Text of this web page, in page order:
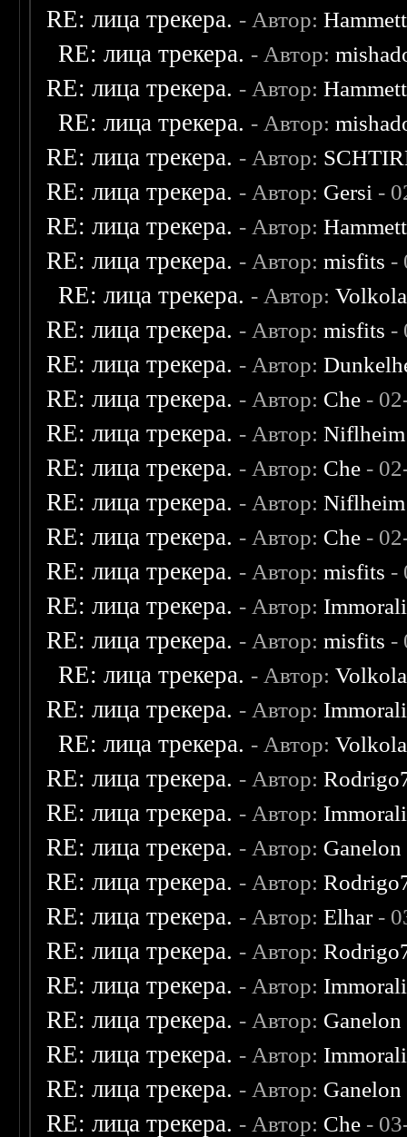
RE: лица трекера. - Автор:Hammett
RE: лица трекера. - Автор:
RE: лица трекера. - Автор:Hammett
RE: лица трекера. - Автор:
RE: лица трекера. - Автор:
RE: лица трекера. - Автор: Gersi -
RE: лица трекера. - Автор:Hammett
RE: лица трекера. - Автор:misfits -
RE: лица трекера. - Автор:
RE: лица трекера. - Автор:misfits -
RE: лица трекера. - Автор:
RE: лица трекера. - Автор: Che -
RE: лица трекера. - Автор:Niflheim
RE: лица трекера. - Автор: Che -
RE: лица трекера. - Автор:Niflheim
RE: лица трекера. - Автор: Che -
RE: лица трекера. - Автор:misfits -
RE: лица трекера. - Автор:
RE: лица трекера. - Автор:misfits -
RE: лица трекера. - Автор:
RE: лица трекера. - Автор:
RE: лица трекера. - Автор:
RE: лица трекера. - Автор:
RE: лица трекера. - Автор:
RE: лица трекера. - Автор: Ganelon
RE: лица трекера. - Автор:
RE: лица трекера. - Автор:Elhar-
RE: лица трекера. - Автор:
RE: лица трекера. - Автор:
RE: лица трекера. - Автор: Ganelon
RE: лица трекера. - Автор:
RE: лица трекера. - Автор: Ganelon
RE: лица трекера. - Автор: Che -